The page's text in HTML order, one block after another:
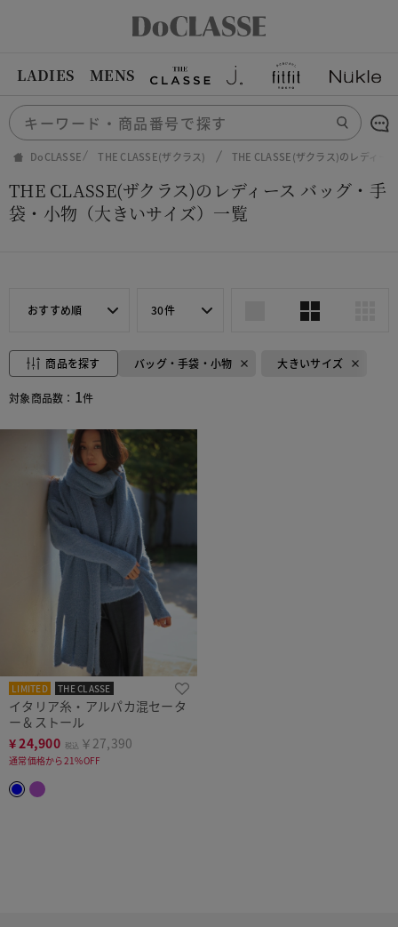
LADIES MENS
DoCLASSE THE CLASSE(ザクラス) THE CLASSE(ザクラス)のレディー
THE CLASSE(ザクラス)のレディース バッグ・手
袋・小物（大きいサイズ）一覧
おすすめ順 30件
商品を探す バッグ・手袋・小物 大きいサイズ
対象商品数： 1件
LIMITED THE CLASSE
イタリア糸・アルパカ混セータ
ー＆ストール
¥24,900 税込 ￥27,390
通常価格から21%OFF